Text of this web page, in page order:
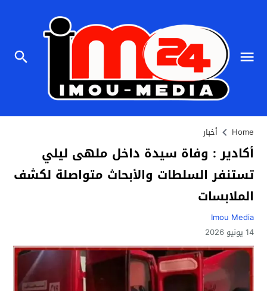
Home أخبار
أكادير : وفاة سيدة داخل ملهى ليلي
تستنفر السلطات والأبحاث متواصلة لكشف
الملابسات
Imou Media
14 يونيو 2026